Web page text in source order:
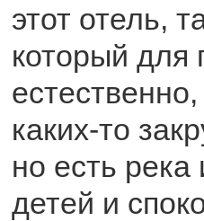
этот отель,
который
каких-то
но есть
детей и